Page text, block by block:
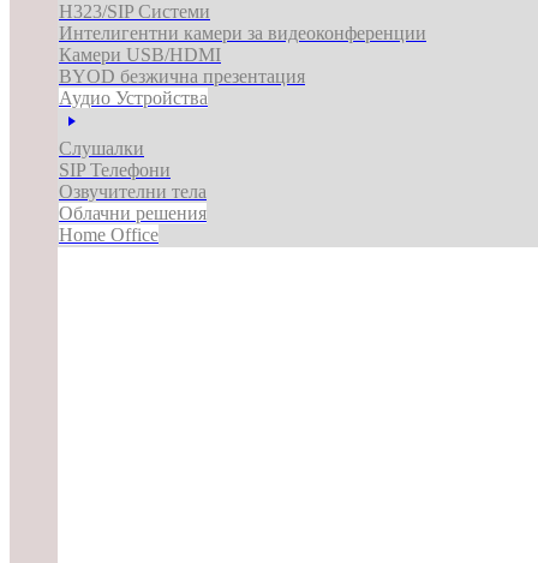
H323/SIP Системи
Интелигентни камери за видеоконференции
Камери USB/HDMI
BYOD безжична презентация
Аудио Устройства
Слушалки
SIP Телефони
Озвучителни тела
Облачни решения
Home Office